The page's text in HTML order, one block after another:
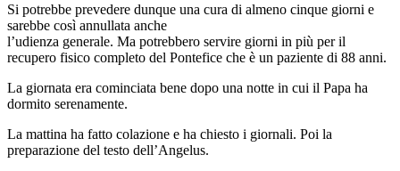
Si potrebbe prevedere dunque una cura di almeno cinque giorni e
sarebbe così annullata anche
l’udienza generale. Ma potrebbero servire giorni in più per il
recupero fisico completo del Pontefice che è un paziente di 88 anni.
La giornata era cominciata bene dopo una notte in cui il Papa ha
dormito serenamente.
La mattina ha fatto colazione e ha chiesto i giornali. Poi la
preparazione del testo dell’Angelus.